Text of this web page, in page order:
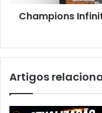
Champions
Artigos